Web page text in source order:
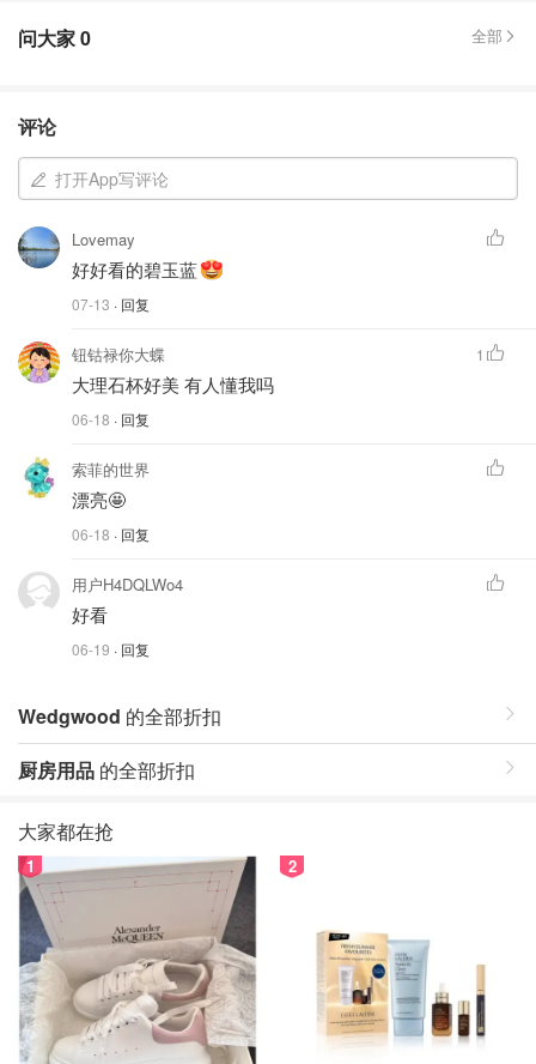
问大家0 全部
评论
打开App写评论
Lovemay
好好看的碧玉蓝
07-13 · 回复
钮钴禄你大蝶
大理石杯好美 有人懂我吗
06-18 · 回复
1
索菲的世界
漂亮🤩
06-18 · 回复
用户H4DQLWo4
好看
06-19 · 回复
Wedgwood 的全部折扣
厨房用品 的全部折扣
大家都在抢
1 2